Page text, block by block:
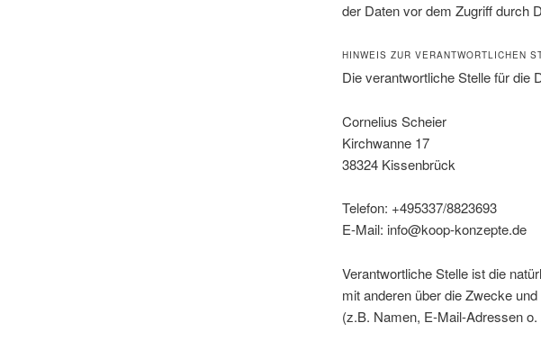
der Daten vor dem Zugriff durch
HINWEIS ZUR VERANTWORTLICHEN
Die verantwortliche Stelle für die
Cornelius Scheier
Kirchwanne 17
38324 Kissenbrück
Telefon: +495337/8823693
E-Mail: info@koop-konzepte.de
Verantwortliche Stelle ist die
mit anderen über die Zwecke
(z.B. Namen, E-Mail-Adressen